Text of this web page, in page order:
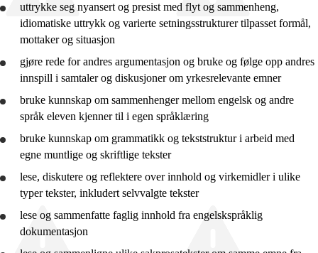
7. trinn
Vg1 YF
Vg1 SF
uttrykke seg nyansert og presist med flyt og sammenheng,
idiomatiske uttrykk og varierte setningsstrukturer tilpasset formål,
mottaker og situasjon
gjøre rede forandres argumentasjon og bruke og følge opp andres
innspill i samtaler og diskusjoner om yrkesrelevante emner
bruke kunnskap om sammenhenger mellom engelsk og andre
språk eleven kjenner til i egen språklæring
bruke kunnskap om grammatikk og tekststruktur i arbeid med
egne muntlige og skriftlige tekster
lese, diskutere og reflektere over innhold og virkemidler i ulike
typer tekster, inkludert selvvalgte tekster
lese og sammenfatte faglig innhold fra engelskspråklig
dokumentasjon